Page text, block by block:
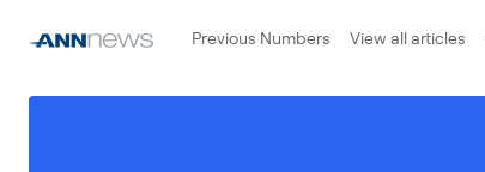
Previous Numbers View all articles